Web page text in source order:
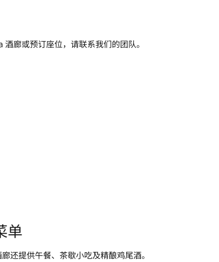
酒廊或预订座位，请联系我们的团队。
单
还提供午餐、茶歇小吃及精酿鸡尾酒。